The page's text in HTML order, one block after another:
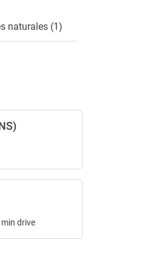
naturales (1)
min drive